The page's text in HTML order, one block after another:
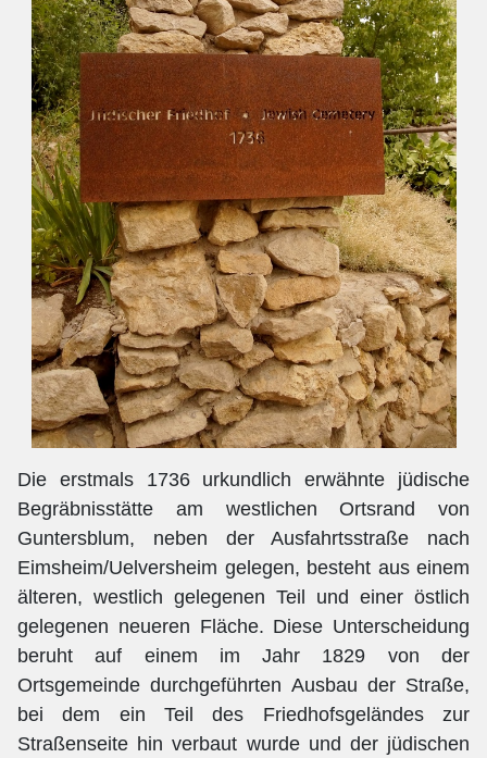
Die erstmals 1736 urkundlich erwähnte jüdische
Begräbnisstätte am westlichen Ortsrand von
Guntersblum, neben der Ausfahrtsstraße nach
Eimsheim/Uelversheim gelegen, besteht aus einem
älteren, westlich gelegenen Teil und einer östlich
gelegenen neueren Fläche. Diese Unterscheidung
beruht auf einem im Jahr 1829 von der
Ortsgemeinde durchgeführten Ausbau der Straße,
bei dem ein Teil des Friedhofsgeländes zur
Straßenseite hin verbaut wurde und der jüdischen